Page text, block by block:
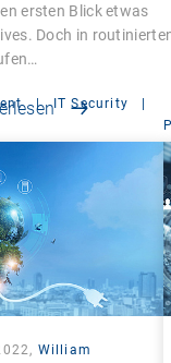
ersten Blick etwas
Doch in
| IT Security
|
William